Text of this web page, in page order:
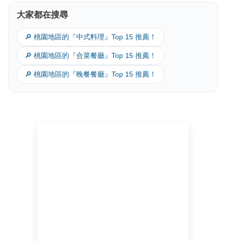
大家都在搜尋
🔎 桃園地區的『中式料理』Top 15 推薦！
🔎 桃園地區的『合菜餐廳』Top 15 推薦！
🔎 桃園地區的『晚餐餐廳』Top 15 推薦！